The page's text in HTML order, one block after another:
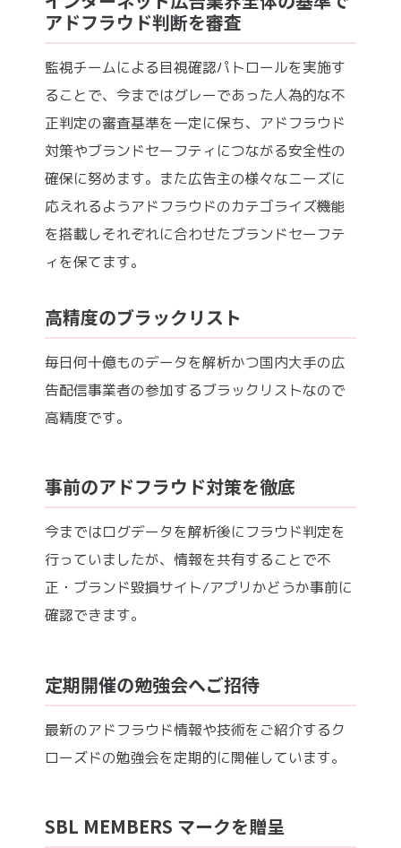
アドフラウド判断を審査
監視チームによる目視確認パトロールを実施す
ることで、今まではグレーであった人為的な不
正判定の審査基準を一定に保ち、アドフラウド
対策やブランドセーフティにつながる安全性の
確保に努めます。また広告主の様々なニーズに
応えれるようアドフラウドのカテゴライズ機能
を搭載しそれぞれに合わせたブランドセーフテ
ィを保てます。
高精度のブラックリスト
毎日何十億ものデータを解析かつ国内大手の広
告配信事業者の参加するブラックリストなので
高精度です。
事前のアドフラウド対策を徹底
今まではログデータを解析後にフラウド判定を
行っていましたが、情報を共有することで不
正・ブランド毀損サイト/アプリかどうか事前に
確認できます。
定期開催の勉強会へご招待
最新のアドフラウド情報や技術をご紹介するク
ローズドの勉強会を定期的に開催しています。
SBL MEMBERS マークを贈呈